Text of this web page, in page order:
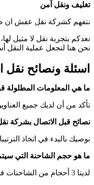
تغليف ونقل آمن
نتفهم كشركة نقل عفش ان
نعدكم بتجربة نقل لا مثيل لها، تجمع بين
نحن هنا لنجعل عملية النقل
اسئلة ونصائح نقل
ما هي المعلومات
تأكد من أن لديك جميع
نصائح قبل الاتصال بشركة
نوصيك بالبدء في اتخاذ
ما هو حجم الشاحنة التي
لدينا 3 أحجام من الشاحنات في الرياض للنقل والتخزين. اعتمادا على حجم منقولاتك سنستخدم الشاحنة المناسبة 18 أو 20 أو 24 أو 26.